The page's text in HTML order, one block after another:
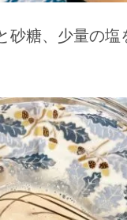
砂糖、少量の塩